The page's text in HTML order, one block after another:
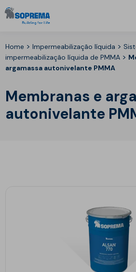
Home >Impermeabilização líquida >
impermeabilização líquida de PMMA >
argamassa autonivelante PMMA
Membranas e argamassa
autonivelante